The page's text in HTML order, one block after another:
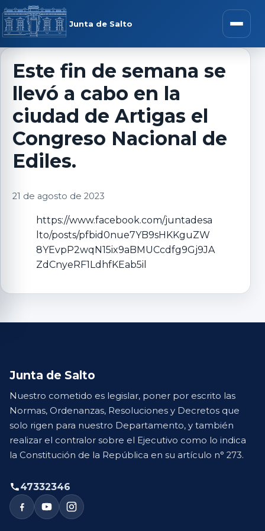
Saltar al contenido
Junta de Salto Abrir
menú
Este fin de semana se
llevó a cabo en la
ciudad de Artigas el
Congreso Nacional de
Ediles.
21 de agosto de 2023
https://www.facebook.com/juntadesa
lto/posts/pfbid0nue7YB9sHKKguZW
8YEvpP2wqN15ix9aBMUCcdfg9Gj9JA
ZdCnyeRF1LdhfKEab5il
Junta de Salto
Nuestro cometido es legislar, poner por escrito las
Normas, Ordenanzas, Resoluciones y Decretos que
solo rigen para nuestro Departamento, y también
realizar el contralor sobre el Ejecutivo como lo indica
la Constitución de la República en su artículo n° 273.
47332346